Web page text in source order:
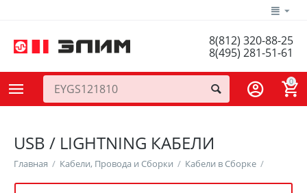
8(812) 320-88-25
8(495) 281-51-61
0
USB / LIGHTNING КАБЕЛИ
Главная / Кабели, Провода и Сборки / Кабели в Сборке /